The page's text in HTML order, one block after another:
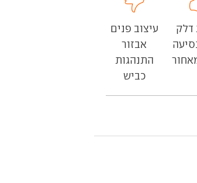
דלק
עיצוב פנים
אבזור
התנהגות
כביש